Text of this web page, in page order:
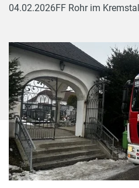
04.02.2026FF Rohr im Kremstal